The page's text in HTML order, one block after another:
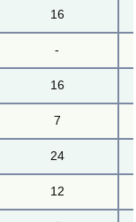
16
-
16
7
24
12